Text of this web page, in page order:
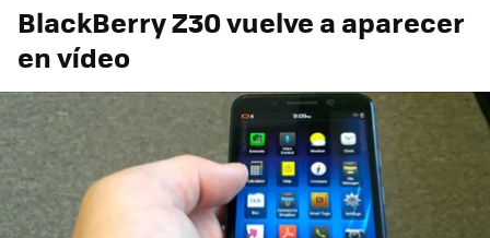
BlackBerry Z30 vuelve a aparecer
en vídeo